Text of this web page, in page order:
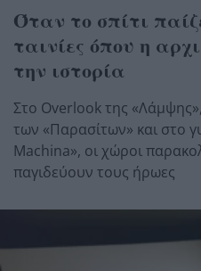
Όταν το σπίτι
ταινίες όπου η
την ιστορία
Στο Overlook της
των «Παρασίτων» και στο
Machina», οι χώροι
παγιδεύουν τους ήρωες